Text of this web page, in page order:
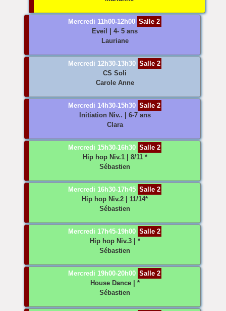
Mercredi 11h00-12h00 Salle 2
Eveil
| 4- 5 ans
Lauriane
Mercredi 12h30-13h30 Salle 2
CS Soli
Carole Anne
Mercredi 14h30-15h30 Salle 2
InitiationNiv.. | 6-7 ans
Clara
Mercredi 15h30-16h30 Salle 2
Hip hopNiv.1 | 8/11 *
Sébastien
Mercredi 16h30-17h45 Salle 2
Hip hop Niv.2 | 11/14*
Sébastien
Mercredi 17h45-19h00 Salle 2
Hip hopNiv.3 | *
Sébastien
Mercredi 19h00-20h00 Salle 2
House Dance| *
Sébastien